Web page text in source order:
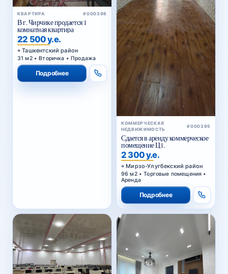
КВАРТИРА #000396
В г. Чирчике продается 1
комнатная квартира
22 500 у.е.
Ташкентский район
31 м2 • Вторичка • Продажа
Подробнее
КОММЕРЧЕСКАЯ
НЕДВИЖИМОСТЬ
#000395
Сдается в аренду коммерческое
помещение Ц1.
2 300 у.е.
Мирзо-Улугбекский район
96 м2 • Торговые помещения •
Аренда
Подробнее